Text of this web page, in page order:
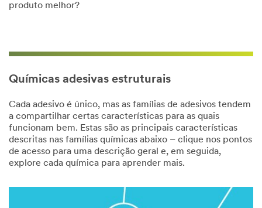
produto melhor?
Químicas adesivas estruturais
Cada adesivo é único, mas as famílias de adesivos tendem
a compartilhar certas características para as quais
funcionam bem. Estas são as principais características
descritas nas famílias químicas abaixo – clique nos pontos
de acesso para uma descrição geral e, em seguida,
explore cada química para aprender mais.